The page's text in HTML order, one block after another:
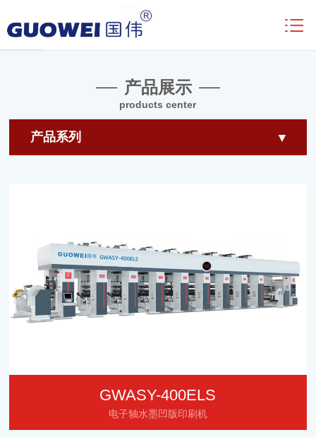
首页 / 产品中心
产品展示
products center
产品系列
GWASY-400ELS
电子轴水墨凹版印刷机